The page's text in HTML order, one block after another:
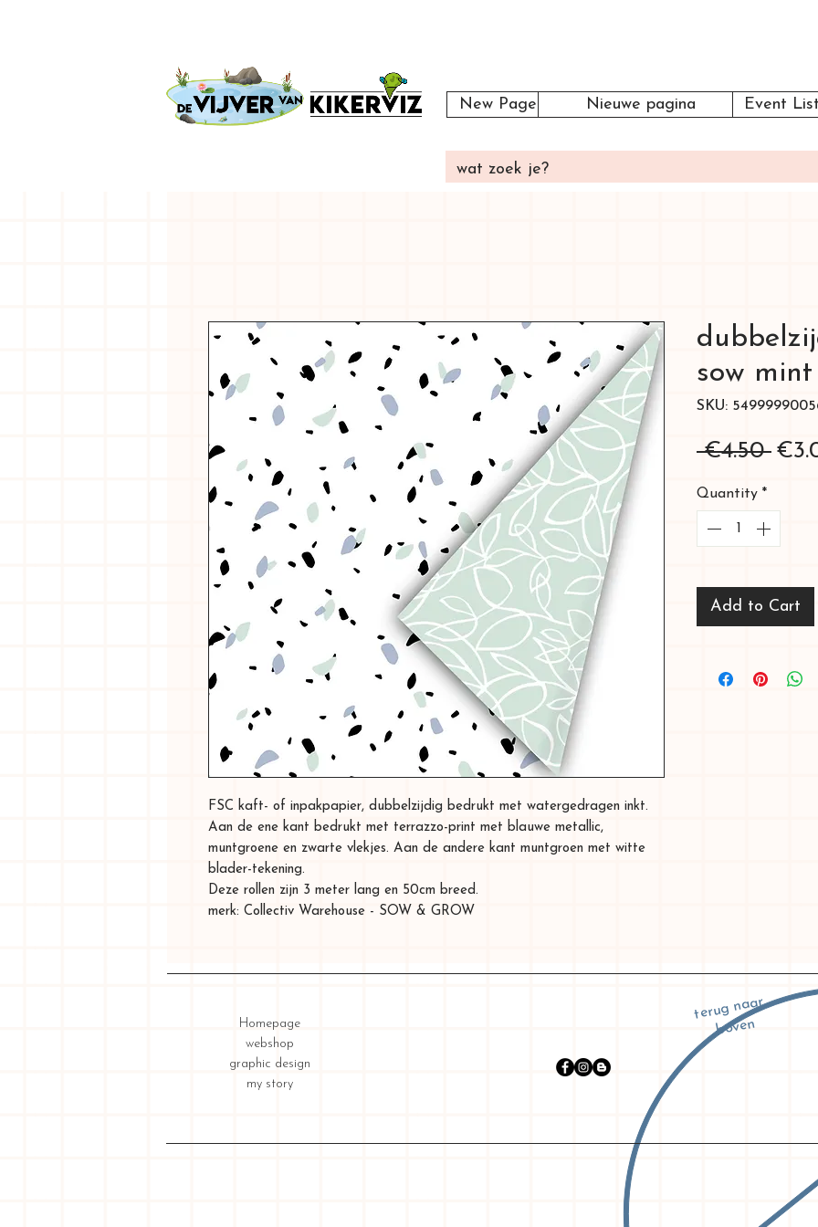
New Page Nieuwe pagina Event List
FSC kaft- of inpakpapier, dubbelzijdig bedrukt met watergedragen inkt.
Aan de ene kant bedrukt met terrazzo-print met blauwe metallic,
muntgroene en zwarte vlekjes. Aan de andere kant muntgroen met witte
blader-tekening.
Deze rollen zijn 3 meter lang en 50cm breed.
merk: Collectiv Warehouse - SOW & GROW
sow mint
SKU:
€4.50
Quantity *
Add to Cart
Homepage
webshop
graphic design
my story
terug naar
boven